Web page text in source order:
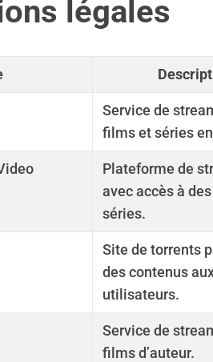
légales
Service de
films et séries
Plateforme de
avec accès à
séries.
Site de torrents
des contenus
utilisateurs.
Service de
films d’auteur.